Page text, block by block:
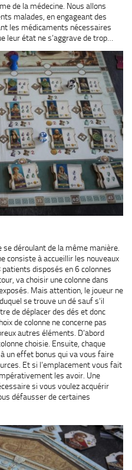
de la médecine. Nous allons
malades, en engageant des
les médicaments nécessaires
leur état ne s’aggrave de trop…
se déroulant de la même manière.
consiste à accueillir les nouveaux
disposés en 6 colonnes
va choisir une colonne dans
Mais attention, le joueur ne
se trouve un dé sauf s’il
de déplacer des dés et donc
de colonne ne concerne pas
autres éléments. D’abord
choisie. Ensuite, chaque
un effet bonus qui va vous faire
Et si l’emplacement vous fait
les avoir. Une
si vous voulez acquérir
défausser de certaines